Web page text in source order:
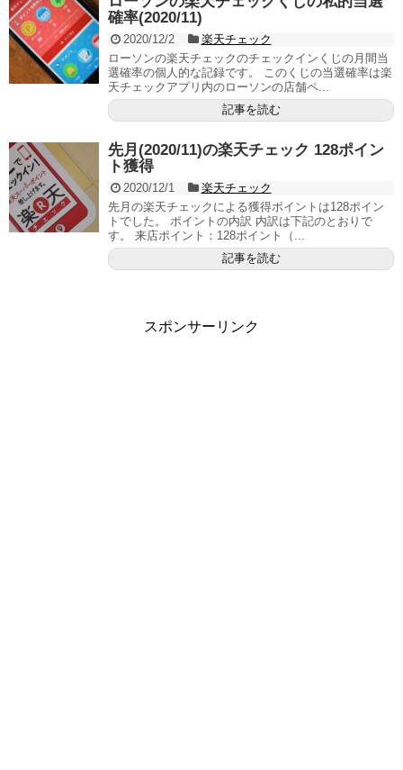
確率(2020/11)
2020/12/2
楽天チェック
ローソンの楽天チェックのチェックインくじの月間当
選確率の個人的な記録です。 このくじの当選確率は楽
天チェックアプリ内のローソンの店舗ペ...
記事を読む
先月(2020/11)の楽天チェック 128ポイン
ト獲得
2020/12/1
楽天チェック
先月の楽天チェックによる獲得ポイントは128ポイン
トでした。 ポイントの内訳 内訳は下記のとおりで
す。 来店ポイント：128ポイント（...
記事を読む
スポンサーリンク